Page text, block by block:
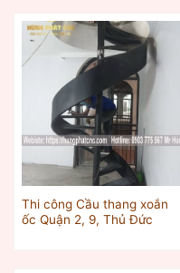
Thi công Cầu thang xoắn
ốc Quận 2, 9, Thủ Đức